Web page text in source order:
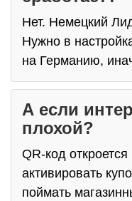
Нет. Немецкий
Нужно в
на Германию,
А если
плохой?
QR-код
активировать
поймать